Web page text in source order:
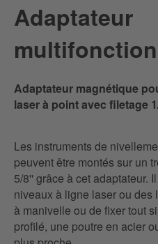
Adaptateur
Adaptateur magnétique
laser à point avec filetage
Les instruments de
peuvent être montés sur un
5/8'' grâce à cet adaptateur.
niveaux à ligne laser ou des
à manivelle ou de fixer tout
profilé, une poutre en acier